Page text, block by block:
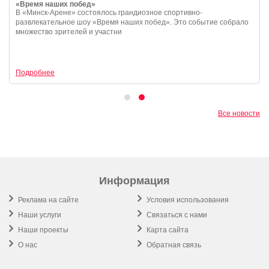
«Время наших побед»
В «Минск-Арене» состоялось грандиозное спортивно-
развлекательное шоу «Время наших побед». Это событие собрало
множество зрителей и участни
Подробнее
Все новости
Информация
Реклама на сайте
Наши услуги
Наши проекты
О нас
Условия использования
Связаться с нами
Карта сайта
Обратная связь